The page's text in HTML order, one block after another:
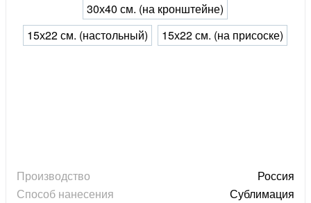
30х40 см. (на кронштейне)
15х22 см. (настольный)
15х22 см. (на присоске)
Производство
Россия
Способ нанесения
Сублимация